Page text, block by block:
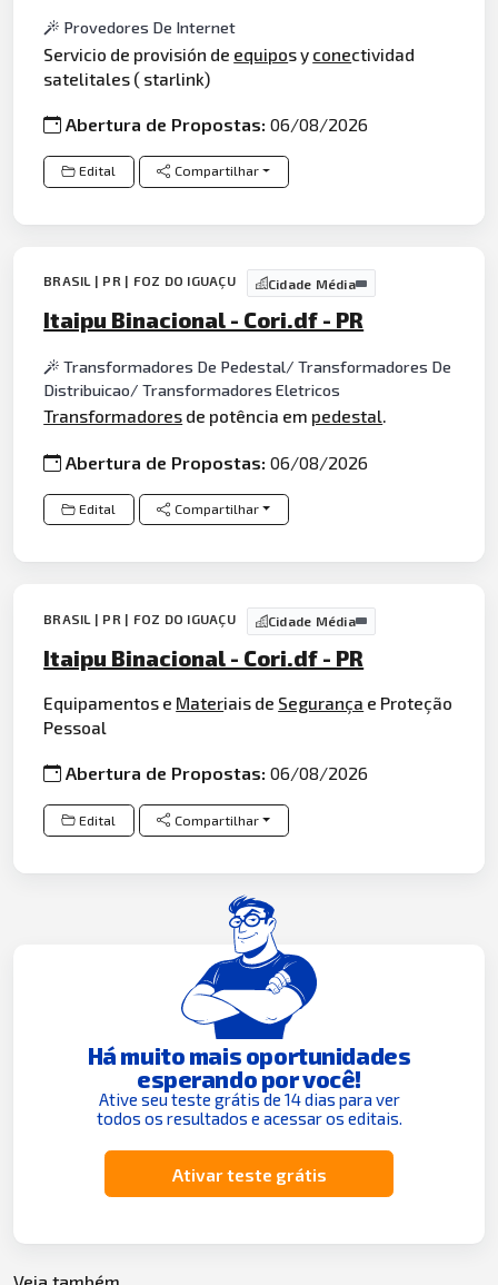
Provedores De Internet
Servicio de provisión de equipos y conectividad
satelitales ( starlink)
Abertura de Propostas:06/08/2026
Edital Compartilhar
BRASIL | PR | FOZ DO IGUAÇU Cidade Média
Itaipu Binacional - Cori.df - PR
Transformadores De Pedestal/ Transformadores De
Distribuicao/ Transformadores Eletricos
Transformadores de potência em pedestal.
Abertura de Propostas:06/08/2026
Edital Compartilhar
BRASIL | PR | FOZ DO IGUAÇU Cidade Média
Itaipu Binacional - Cori.df - PR
Equipamentos e Materiais de Segurança e Proteção
Pessoal
Abertura de Propostas:06/08/2026
Edital Compartilhar
Há muito mais oportunidades
esperando por você!
Ative seu teste grátis de 14 dias para ver
todos os resultados e acessar os editais.
Ativar teste grátis